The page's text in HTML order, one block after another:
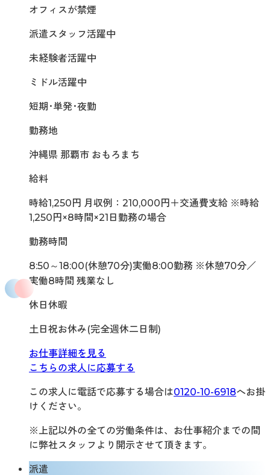
オフィスが禁煙
派遣スタッフ活躍中
未経験者活躍中
ミドル活躍中
短期･単発･夜勤
勤務地
沖縄県 那覇市 おもろまち
給料
時給1,250円 月収例：210,000円＋交通費支給 ※時給
1,250円×8時間×21日勤務の場合
勤務時間
8:50～18:00(休憩70分)実働8:00勤務 ※休憩70分／
実働8時間 残業なし
休日休暇
土日祝お休み(完全週休二日制)
お仕事詳細を見る
こちらの求人に応募する
この求人に電話で応募する場合は0120-10-6918へお掛
けください。
※上記以外の全ての労働条件は、お仕事紹介までの間
に弊社スタッフより開示させて頂きます。
派遣